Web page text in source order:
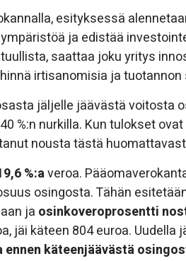
esityksessä
ja edistää
saattaa joku yritys
irtisanomisia ja tuotannon
jäljelle jäävästä voitosta
%:n nurkilla. Kun tulokset
nousta tästä
%:averoa.
osingosta. Tähän
ja osinkoveroprosentti
jäi käteen 804 euroa.
ennen käteenjäävästä